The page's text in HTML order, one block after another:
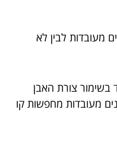
מעובדות לבין לא
בשימור צורת האבן
מעובדות מחפשות קו